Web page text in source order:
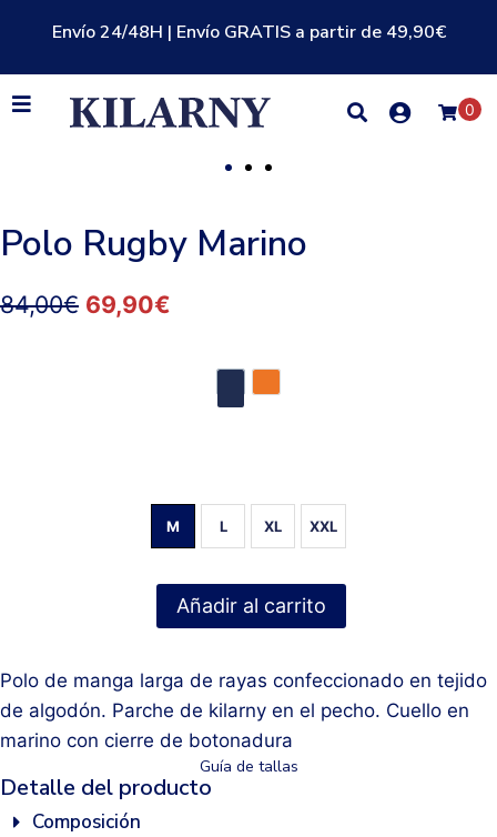
Envío 24/48H | Envío GRATIS a partir de 49,90€
0
Polo Rugby Marino
84,00€ 69,90€
M L XL XXL
Añadir al carrito
Polo de manga larga de rayas confeccionado en tejido
de algodón. Parche de kilarny en el pecho. Cuello en
marino con cierre de botonadura
Guía de tallas
Detalle del producto
Composición